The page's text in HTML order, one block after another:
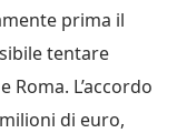
prima il
tentare
Roma. L’accordo
di euro,